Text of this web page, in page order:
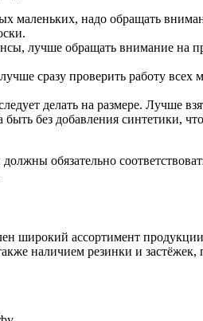
маленьких, надо обращать
лучше обращать внимание на
сразу проверить работу
делать на размере. Лучше
без добавления синтетики,
обязательно
широкий ассортимент
наличием резинки и